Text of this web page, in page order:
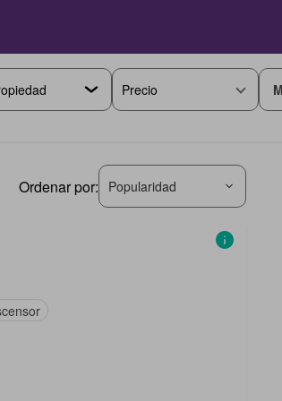
Precio
Ordenar por: Popularidad